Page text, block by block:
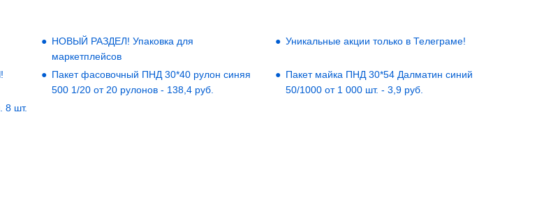
НОВЫЙ РАЗДЕЛ! Упаковка для
маркетплейсов
Уникальные акции только в Телеграме!
Пакет фасовочный ПНД 30*40 рулон синяя
500 1/20 от 20 рулонов - 138,4 руб.
Пакет майка ПНД 30*54 Далматин синий
50/1000 от 1 000 шт. - 3,9 руб.
8 шт.